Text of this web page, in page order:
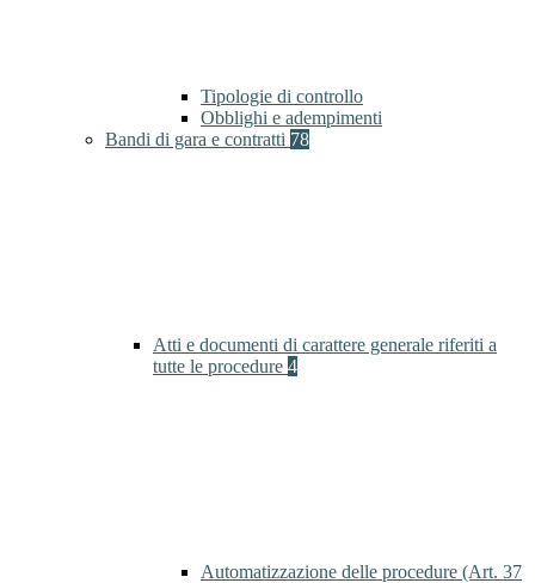
Tipologie di controllo
Obblighi e adempimenti
Bandi di gara e contratti 78
Atti e documenti di carattere generale riferiti a
tutte le procedure 4
Automatizzazione delle procedure (Art. 37